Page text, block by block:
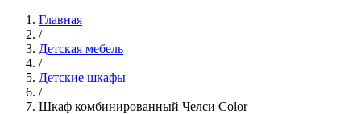
Главная
/
Детская мебель
/
Детские шкафы
/
Шкаф комбинированный Челси Color